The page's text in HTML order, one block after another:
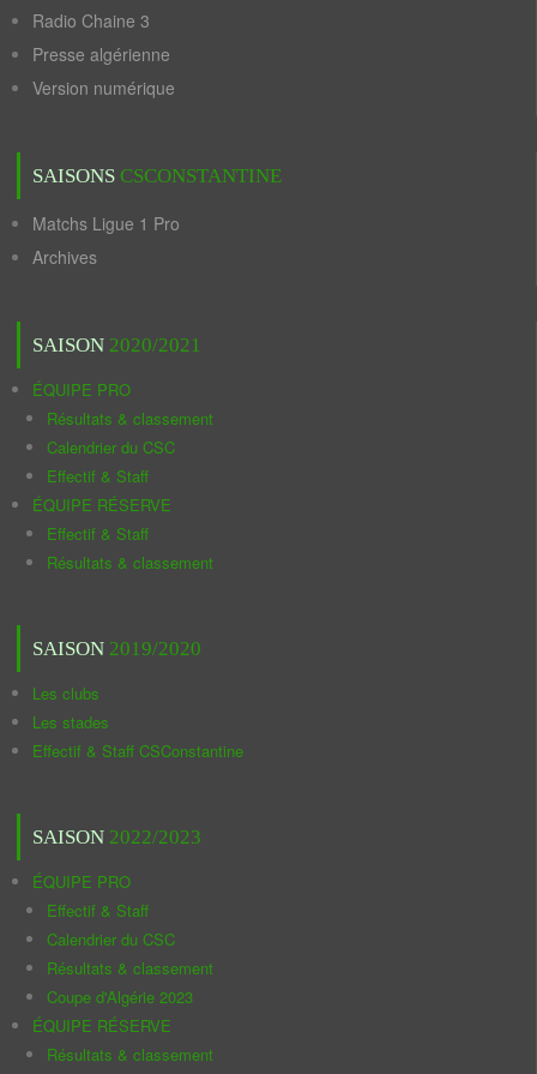
Radio Chaine 3
Presse algérienne
Version numérique
SAISONS CSCONSTANTINE
Matchs Ligue 1 Pro
Archives
SAISON 2020/2021
ÉQUIPE PRO
Résultats & classement
Calendrier du CSC
Effectif & Staff
ÉQUIPE RÉSERVE
Effectif & Staff
Résultats & classement
SAISON 2019/2020
Les clubs
Les stades
Effectif & Staff CSConstantine
SAISON 2022/2023
ÉQUIPE PRO
Effectif & Staff
Calendrier du CSC
Résultats & classement
Coupe d'Algérie 2023
ÉQUIPE RÉSERVE
Résultats & classement